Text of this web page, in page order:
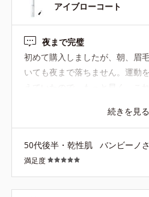
アイブローコート
夜まで完璧
初めて購入しましたが、朝、眉
いても夜まで落ちません。運動
続きを見る
50代後半・乾性肌 バンビーノ
満足度